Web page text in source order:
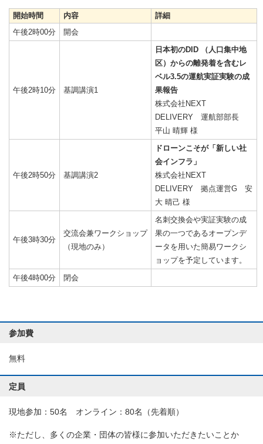
開始時間 内容
詳細
午後2時00分
開会
午後2時10分 基調講演1
日本初のDID （人口集中地
区）からの離発着を含むレ
ベル3.5の運航実証実験の成
果報告
株式会社NEXT
DELIVERY 運航部部長
平山 晴輝 様
午後2時50分 基調講演2
ドローンこそが「新しい社
会インフラ」
株式会社NEXT
DELIVERY 拠点運営G 安
大 晴己 様
午後3時30分
交流会兼ワークショップ
（現地のみ）
名刺交換会や実証実験の成
果の一つであるオープンデ
ータを用いた簡易ワークシ
ョップを予定しています。
午後4時00分
閉会
参加費
無料
定員
現地参加：50名 オンライン：80名（先着順）
※ただし、多くの企業・団体の皆様に参加いただきたいことか